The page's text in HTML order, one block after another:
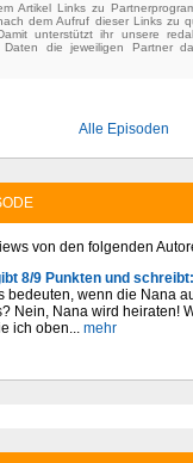
Artikel Links zu
dem Aufruf dieser Links zu
unterstützt ihr unsere
die jeweiligen Partner
Alle Episoden
von den folgenden
8/9 Punkten und schreibt:
bedeuten, wenn die Nana
Nein, Nana wird heiraten!
ich oben... mehr